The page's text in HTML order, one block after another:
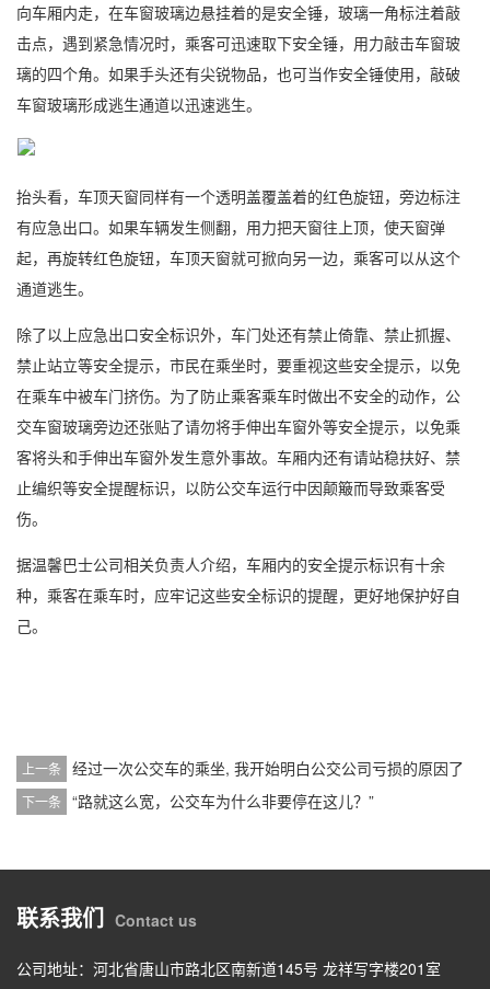
向车厢内走，在车窗玻璃边悬挂着的是安全锤，玻璃一角标注着敲
击点，遇到紧急情况时，乘客可迅速取下安全锤，用力敲击车窗玻
璃的四个角。如果手头还有尖锐物品，也可当作安全锤使用，敲破
车窗玻璃形成逃生通道以迅速逃生。
抬头看，车顶天窗同样有一个透明盖覆盖着的红色旋钮，旁边标注
有应急出口。如果车辆发生侧翻，用力把天窗往上顶，使天窗弹
起，再旋转红色旋钮，车顶天窗就可掀向另一边，乘客可以从这个
通道逃生。
除了以上应急出口安全标识外，车门处还有禁止倚靠、禁止抓握、
禁止站立等安全提示，市民在乘坐时，要重视这些安全提示，以免
在乘车中被车门挤伤。为了防止乘客乘车时做出不安全的动作，公
交车窗玻璃旁边还张贴了请勿将手伸出车窗外等安全提示，以免乘
客将头和手伸出车窗外发生意外事故。车厢内还有请站稳扶好、禁
止编织等安全提醒标识，以防公交车运行中因颠簸而导致乘客受
伤。
据温馨巴士公司相关负责人介绍，车厢内的安全提示标识有十余
种，乘客在乘车时，应牢记这些安全标识的提醒，更好地保护好自
己。
上一条 经过一次公交车的乘坐, 我开始明白公交公司亏损的原因了
下一条 “路就这么宽，公交车为什么非要停在这儿？”
联系我们 Contact us
公司地址：河北省唐山市路北区南新道145号 龙祥写字楼201室